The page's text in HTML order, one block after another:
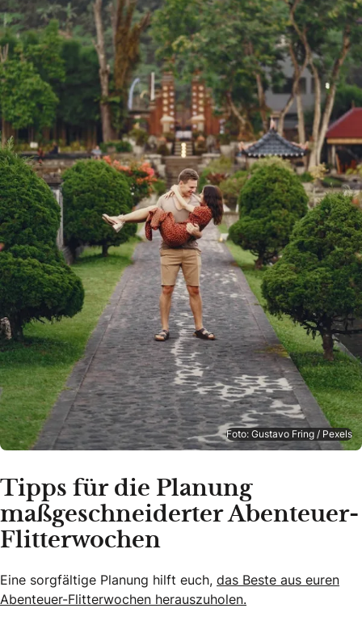
Foto: Gustavo Fring / Pexels
Tipps für die Planung
maßgeschneiderter Abenteuer-
Flitterwochen
Eine sorgfältige Planung hilft euch, das Beste aus euren
Abenteuer-Flitterwochen herauszuholen.